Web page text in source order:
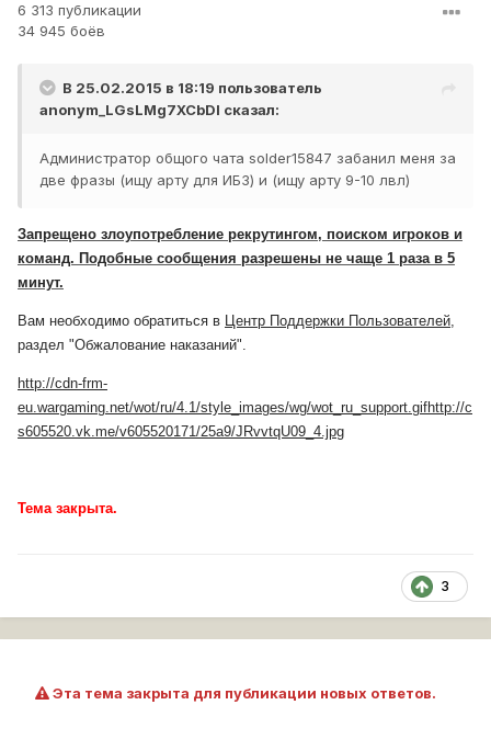
6 313 публикации
34 945 боёв
В 25.02.2015 в 18:19 пользователь
anonym_LGsLMg7XCbDI сказал:
Администратор общого чата solder15847 забанил меня за
две фразы (ищу арту для ИБЗ) и (ищу арту 9-10 лвл)
Запрещено злоупотребление рекрутингом, поиском игроков и
команд. Подобные сообщения разрешены не чаще 1 раза в 5
минут.
Вам необходимо обратиться в Центр Поддержки Пользователей,
раздел "Обжалование наказаний".
http://cdn-frm-
eu.wargaming.net/wot/ru/4.1/style_images/wg/wot_ru_support.gifhttp://c
s605520.vk.me/v605520171/25a9/JRvvtqU09_4.jpg
Тема закрыта.
3
Эта тема закрыта для публикации новых ответов.